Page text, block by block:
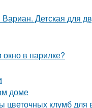
Детская для
в парилке?
доме
цветочных клумб для